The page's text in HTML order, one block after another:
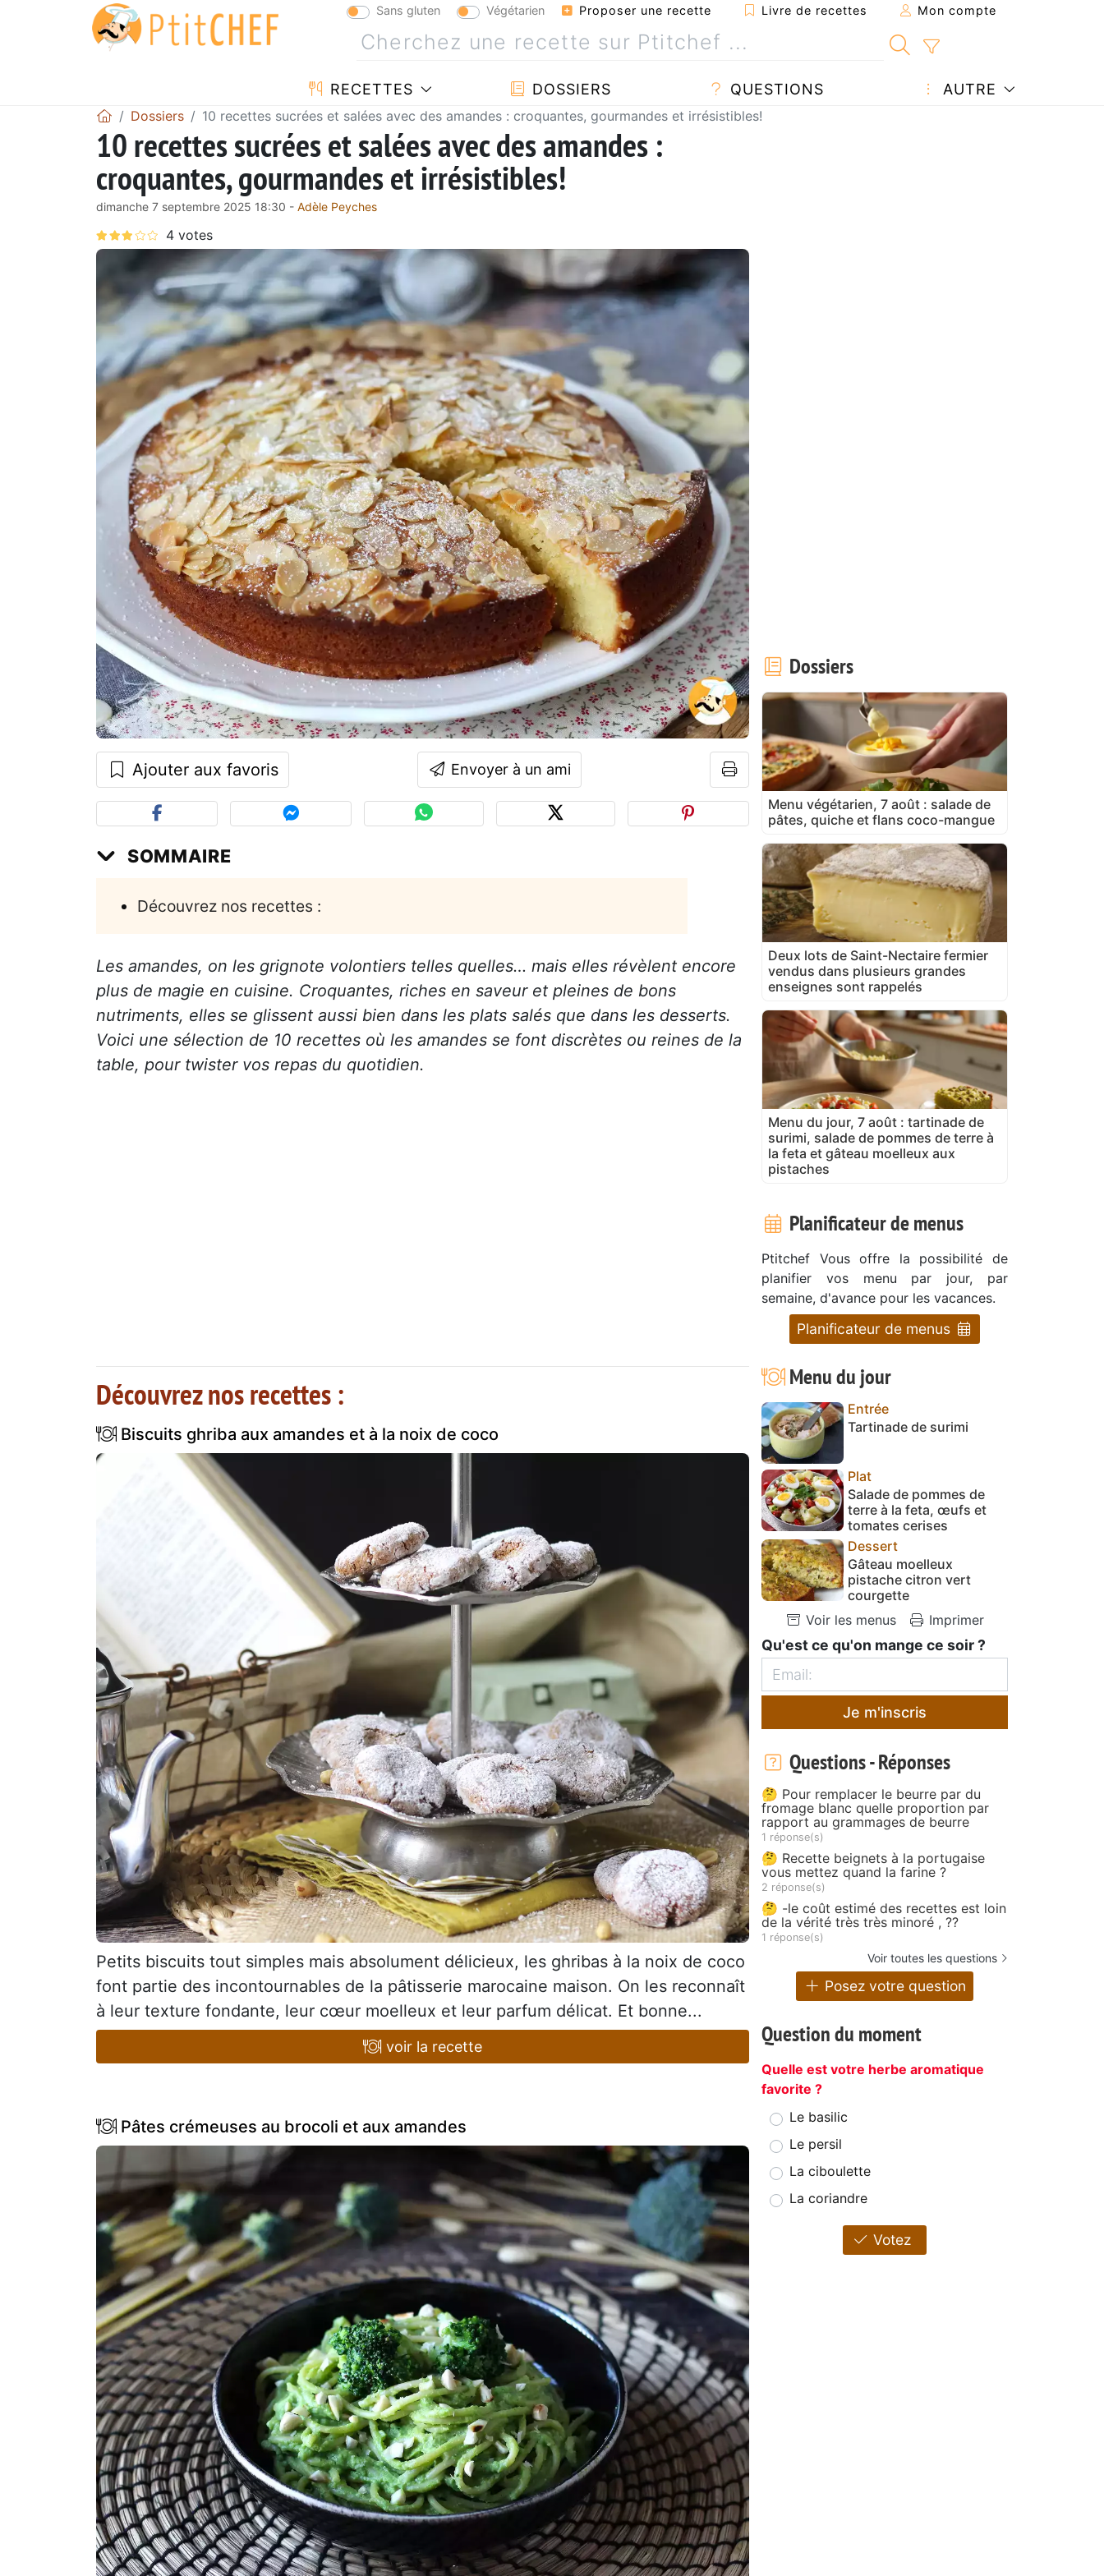
Sans gluten Végétarien Proposer une recette Livre de recettes Mon compte
RECETTES DOSSIERS QUESTIONS AUTRE
Dossiers 10 recettes sucrées et salées avec des amandes : croquantes, gourmandes et irrésistibles!
10 recettes sucrées et salées avec des amandes :
croquantes, gourmandes et irrésistibles!
dimanche 7 septembre 2025 18:30 - Adèle Peyches
Ajouter aux favoris Envoyer à un ami
SOMMAIRE
Découvrez nos recettes :
Les amandes, on les grignote volontiers telles quelles… mais elles révèlent encore
plus de magie en cuisine. Croquantes, riches en saveur et pleines de bons
nutriments, elles se glissent aussi bien dans les plats salés que dans les desserts.
Voici une sélection de 10 recettes où les amandes se font discrètes ou reines de la
table, pour twister vos repas du quotidien.
Découvrez nos recettes :
Biscuits ghriba aux amandes et à la noix de coco
Petits biscuits tout simples mais absolument délicieux, les ghribas à la noix de coco
font partie des incontournables de la pâtisserie marocaine maison. On les reconnaît
à leur texture fondante, leur cœur moelleux et leur parfum délicat. Et bonne...
voir la recette
Pâtes crémeuses au brocoli et aux amandes
Dossiers
Menu végétarien, 7 août : salade de
pâtes, quiche et flans coco-mangue
Deux lots de Saint-Nectaire fermier
vendus dans plusieurs grandes
enseignes sont rappelés
Menu du jour, 7 août : tartinade de
surimi, salade de pommes de terre à
la feta et gâteau moelleux aux
pistaches
Planificateur de menus
Ptitchef Vous offre la possibilité de
planifier vos menu par jour, par
semaine, d'avance pour les vacances.
Planificateur de menus
Menu du jour
Entrée
Tartinade de surimi
Plat
Salade de pommes de
terre à la feta, œufs et
tomates cerises
Dessert
Gâteau moelleux
pistache citron vert
courgette
Voir les menus
Imprimer
Qu'est ce qu'on mange ce soir ?
Je m'inscris
Questions - Réponses
🤔 Pour remplacer le beurre par du
fromage blanc quelle proportion par
rapport au grammages de beurre
1 réponse(s)
🤔 Recette beignets à la portugaise
vous mettez quand la farine ?
2 réponse(s)
🤔 -le coût estimé des recettes est loin
de la vérité très très minoré , ??
1 réponse(s)
Voir toutes les questions
Posez votre question
Question du moment
Quelle est votre herbe aromatique
favorite ?
Le basilic
Le persil
La ciboulette
La coriandre
Votez